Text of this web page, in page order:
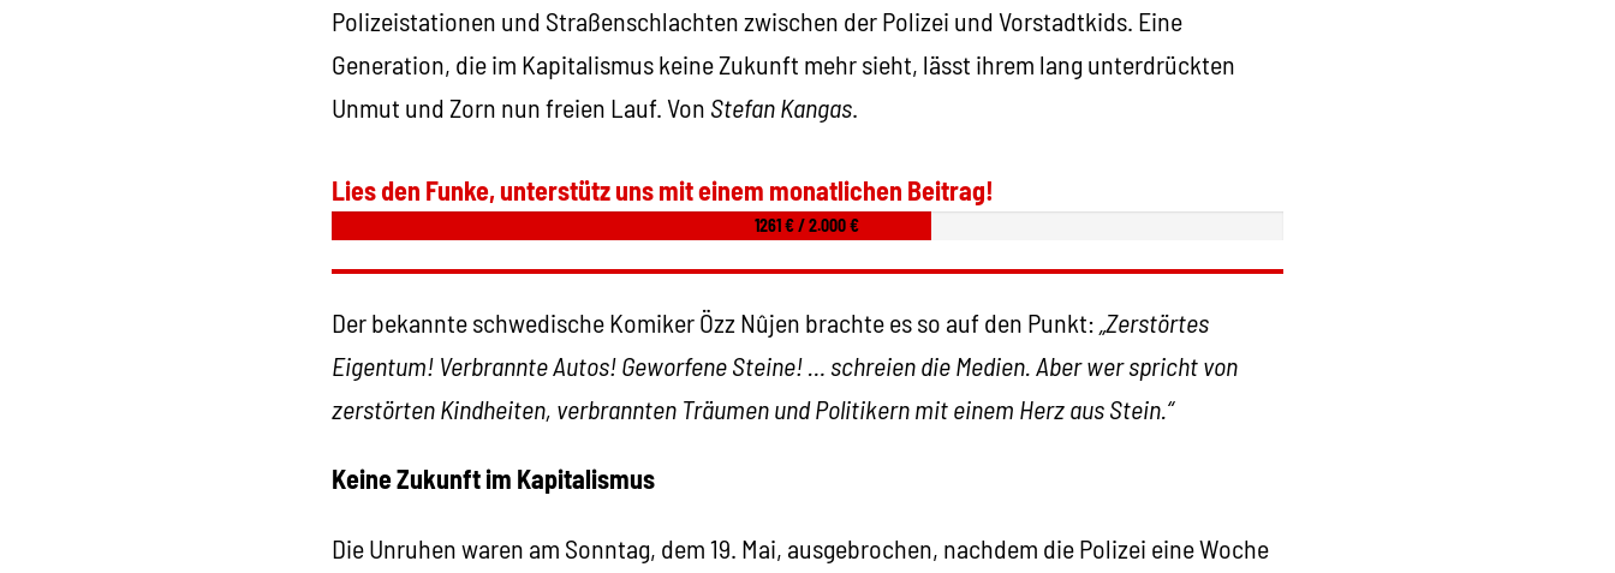
Polizeistationen und Straßenschlachten zwischen der Polizei und Vorstadtkids. Eine
Generation, die im Kapitalismus keine Zukunft mehr sieht, lässt ihrem lang unterdrückten
Unmut und Zorn nun freien Lauf. Von Stefan Kangas.
Lies den Funke, unterstütz uns mit einem monatlichen Beitrag!
1261 € / 2.000 €
Der bekannte schwedische Komiker Özz Nûjen brachte es so auf den Punkt: „Zerstörtes
Eigentum! Verbrannte Autos! Geworfene Steine! … schreien die Medien. Aber wer spricht von
zerstörten Kindheiten, verbrannten Träumen und Politikern mit einem Herz aus Stein.“
Keine Zukunft im Kapitalismus
Die Unruhen waren am Sonntag, dem 19. Mai, ausgebrochen, nachdem die Polizei eine Woche